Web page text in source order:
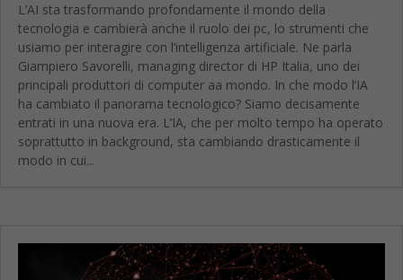
L’AI sta trasformando profondamente il mondo della
tecnologia e cambierà anche il ruolo dei pc, lo strumenti che
usiamo per interagire con l’intelligenza artificiale. Ne parla
Giampiero Savorelli, managing director di HP Italia, uno dei
principali produttori di computer aa mondo. In che modo l’IA
ha cambiato il panorama tecnologico? Siamo decisamente
entrati in una nuova era. L’IA, che per molto tempo ha operato
soprattutto in background, sta cambiando drasticamente il
modo in cui...